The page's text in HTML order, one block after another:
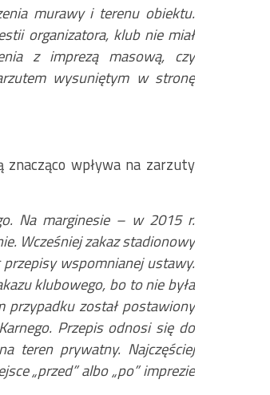
murawy i terenu obiektu.
organizatora, klub nie miał
z imprezą masową, czy
wysuniętym w stronę
znacząco wpływa na zarzuty
Na marginesie – w 2015 r.
Wcześniej zakaz stadionowy
wspomnianej ustawy.
klubowego, bo to nie była
przypadku został postawiony
Przepis odnosi się do
teren prywatny. Najczęściej
„przed” albo „po” imprezie